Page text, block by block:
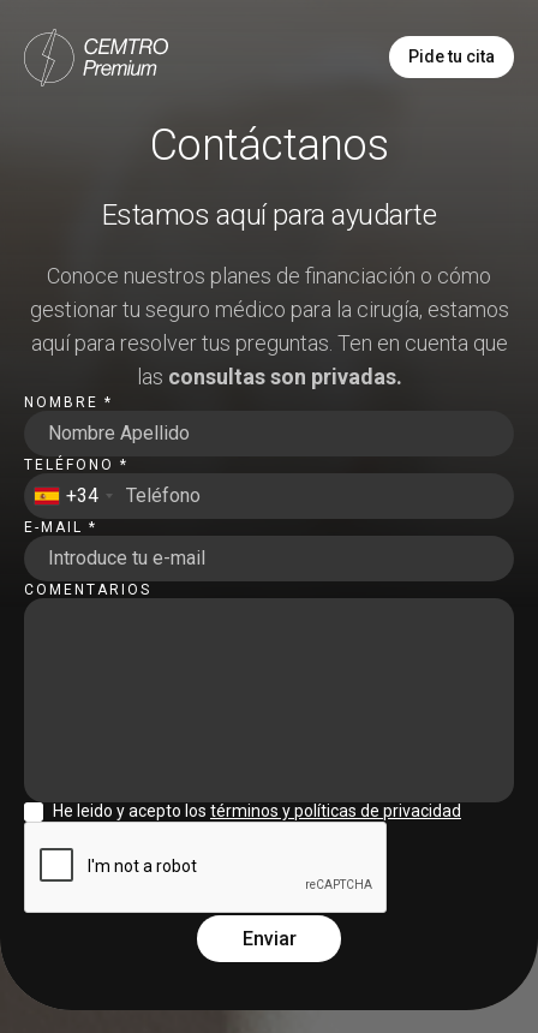
Pide tu cita
Contáctanos
Estamos aquí para ayudarte
Conoce nuestros planes de financiación o cómo
gestionar tu seguro médico para la cirugía, estamos
aquí para resolver tus preguntas. Ten en cuenta que
las consultas son privadas.
NOMBRE *
TELÉFONO *
+34
E-MAIL *
COMENTARIOS
He leido y acepto los términos y políticas de privacidad